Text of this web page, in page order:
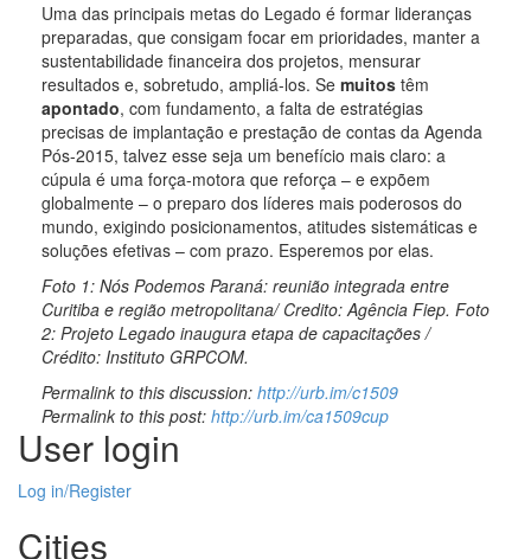
Uma das principais metas do Legado é formar lideranças
preparadas, que consigam focar em prioridades, manter a
sustentabilidade financeira dos projetos, mensurar
resultados e, sobretudo, ampliá-los. Se muitos têm
apontado, com fundamento, a falta de estratégias
precisas de implantação e prestação de contas da Agenda
Pós-2015, talvez esse seja um benefício mais claro: a
cúpula é uma força-motora que reforça – e expõem
globalmente – o preparo dos líderes mais poderosos do
mundo, exigindo posicionamentos, atitudes sistemáticas e
soluções efetivas – com prazo. Esperemos por elas.
Foto 1: Nós Podemos Paraná: reunião integrada entre
Curitiba e região metropolitana/ Credito: Agência Fiep. Foto
2: Projeto Legado inaugura etapa de capacitações /
Crédito: Instituto GRPCOM.
Permalink to this discussion: http://urb.im/c1509
Permalink to this post: http://urb.im/ca1509cup
User login
Log in/Register
Cities